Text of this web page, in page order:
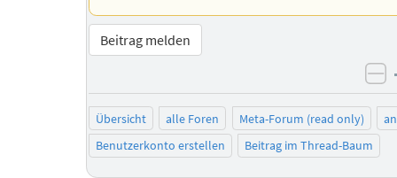
Beitrag melden
Übersicht alle Foren Meta-Forum (read only)
Benutzerkonto erstellen
Beitrag im Thread-Baum